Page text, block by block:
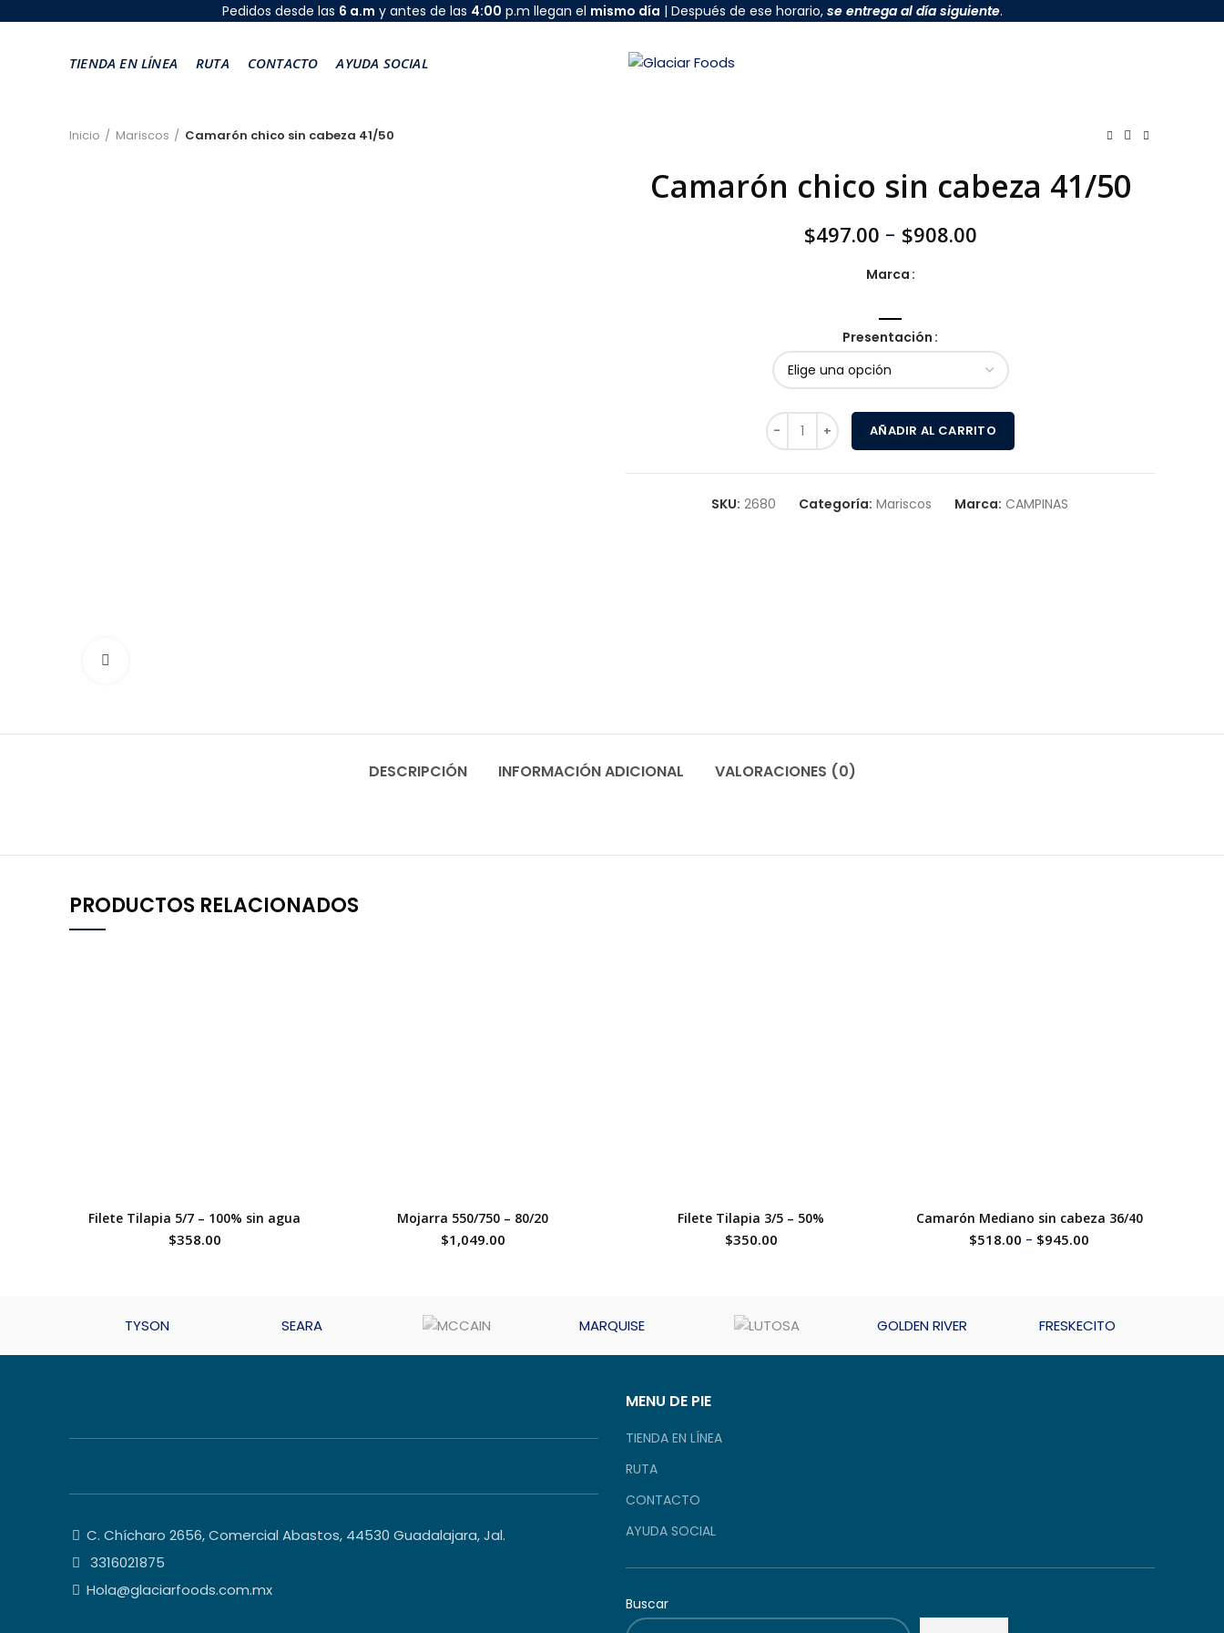
Pedidos desde las 6 a.m y antes de las 4:00 p.m llegan el mismo día | Después de ese horario, se entrega al día siguiente.
TIENDA EN LÍNEA RUTA CONTACTO AYUDA SOCIAL
Inicio Mariscos Camarón chico sin cabeza 41/50
Camarón chico sin cabeza 41/50
$497.00 - $908.00
Marca
Presentación
AÑADIR AL CARRITO
SKU: 2680 Categoría: Mariscos Marca: CAMPINAS
DESCRIPCIÓN INFORMACIÓN ADICIONAL VALORACIONES (0)
PRODUCTOS RELACIONADOS
Filete Tilapia 5/7 – 100% sin agua
$358.00
Mojarra 550/750 – 80/20
$1,049.00
Filete Tilapia 3/5 – 50%
$350.00
Camarón Mediano sin cabeza 36/40
$518.00 - $945.00
TYSON SEARA MARQUISE GOLDEN RIVER FRESKECITO
C. Chícharo 2656, Comercial Abastos, 44530 Guadalajara, Jal.
3316021875
Hola@glaciarfoods.com.mx
MENU DE PIE
TIENDA EN LÍNEA
RUTA
CONTACTO
AYUDA SOCIAL
Buscar